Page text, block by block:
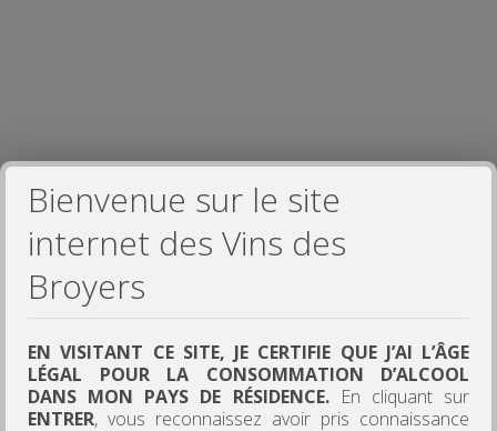
Vins des Broyers
1333, route de Juliénas
Bienvenue sur le site
internet des Vins des
Broyers
EN VISITANT CE SITE, JE CERTIFIE QUE J’AI L’ÂGE
LÉGAL POUR LA CONSOMMATION D’ALCOOL
DANS MON PAYS DE RÉSIDENCE.En cliquant sur
ENTRER, vous reconnaissez avoir pris connaissance